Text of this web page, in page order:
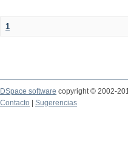
1
DSpace software copyright © 2002-
Contacto
Sugerencias